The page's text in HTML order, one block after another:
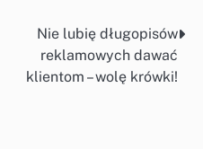
Nie lubię długopisów
reklamowych dawać
klientom – wolę krówki!